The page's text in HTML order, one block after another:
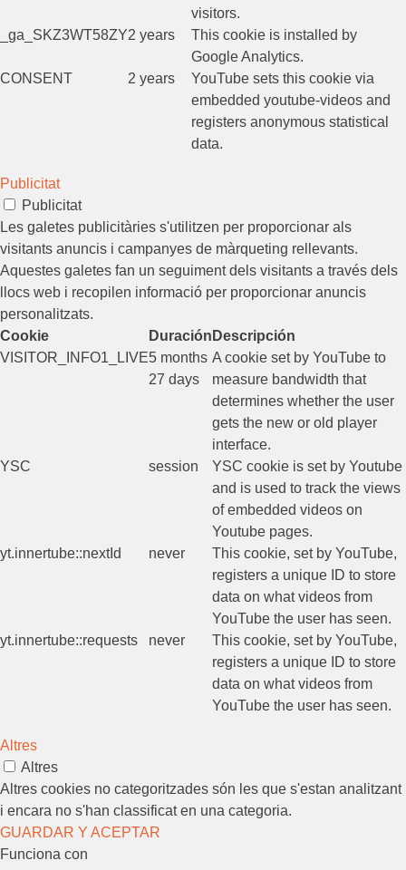
visitors.
_ga_SKZ3WT58ZY2 years
This cookie is installed by
Google Analytics.
CONSENT
2 years
YouTube sets this cookie via
embedded youtube-videos and
registers anonymous statistical
data.
Publicitat
Publicitat
Les galetes publicitàries s'utilitzen per proporcionar als
visitants anuncis i campanyes de màrqueting rellevants.
Aquestes galetes fan un seguiment dels visitants a través dels
llocs web i recopilen informació per proporcionar anuncis
personalitzats.
Cookie
Duración Descripción
VISITOR_INFO1_LIVE5 months
27 days
A cookie set by YouTube to
measure bandwidth that
determines whether the user
gets the new or old player
interface.
YSC
session
YSC cookie is set by Youtube
and is used to track the views
of embedded videos on
Youtube pages.
yt.innertube::nextId
never
This cookie, set by YouTube,
registers a unique ID to store
data on what videos from
YouTube the user has seen.
yt.innertube::requests
never
This cookie, set by YouTube,
registers a unique ID to store
data on what videos from
YouTube the user has seen.
Altres
Altres
Altres cookies no categoritzades són les que s'estan analitzant
i encara no s'han classificat en una categoria.
GUARDAR Y ACEPTAR
Funciona con